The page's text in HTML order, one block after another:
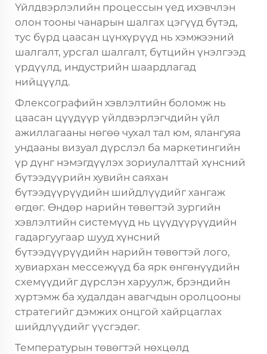
Үйлдвэрлэлийн процессын үед ихэвчлэн
олон тооны чанарын шалгах цэгүүд бүтэд,
тус бүрд цаасан цүнхүрүүд нь хэмжээний
шалгалт, урсгал шалгалт, бүтцийн үнэлгээд
үрдүүлд, индустрийн шаардлагад
нийцүүлд.
Флексографийн хэвлэлтийн боломж нь
цаасан цүүдүүр үйлдвэрлэгчдийн үйл
ажиллагааны нөгөө чухал тал юм, ялангуяа
ундааны визуал дүрслэл ба маркетингийн
үр дүнг нэмэгдүүлэх зориулалттай хүнсний
бүтээдүүрийн хувийн саяхан
бүтээдүүрүүдийн шийдлүүдийг хангаж
өгдөг. Өндөр нарийн төвөгтэй зургийн
хэвлэлтийн системүүд нь цүүдүүрүүдийн
гадаргуугаар шууд хүнсний
бүтээдүүрүүдийн нарийн төвөгтэй лого,
хувиархан мессежүүд ба ярк өнгөнүүдийн
схемүүдийг дүрслэн харуулж, брэндийн
хүртэмж ба худалдан авагчдын оролцооны
стратегийг дэмжих онцгой хайрцаглах
шийдлүүдийг үүсгэдөг.
Температурын төвөгтэй нөхцөлд